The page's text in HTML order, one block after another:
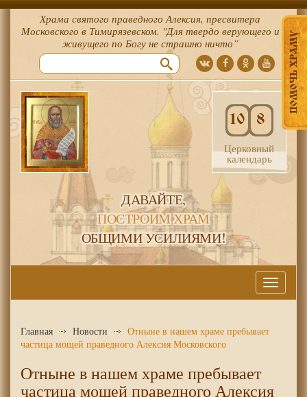
ПОМОЧЬ ХРАМУ
Храма святого праведного Алексия, пресвитера
Московского в Тимирязевском. "Для твердо верующего и
живущего по Богу не страшно ничто”
10 8
Церковный
календарь
ДАВАЙТЕ,
ПОСТРОИМ ХРАМ
ОБЩИМИ УСИЛИЯМИ!
Меню
Главная Новости
Отныне в нашем храме пребывает
частица мощей праведного Алексия Московского
Отныне в нашем храме пребывает
частица мощей праведного Алексия